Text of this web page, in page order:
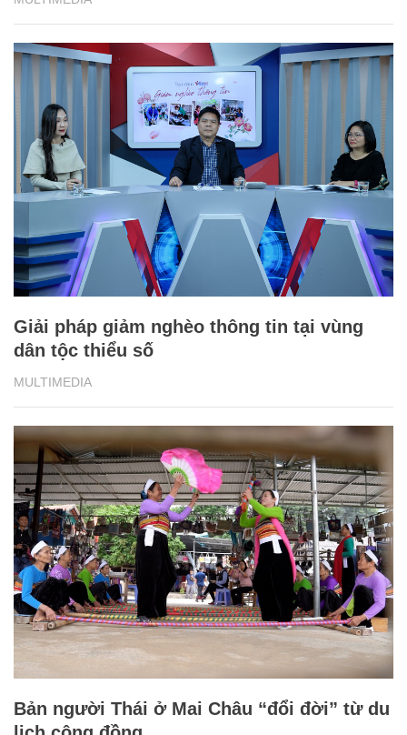
MULTIMEDIA
Giải pháp giảm nghèo thông tin tại vùng
dân tộc thiểu số
MULTIMEDIA
Bản người Thái ở Mai Châu “đổi đời” từ du
lịch cộng đồng